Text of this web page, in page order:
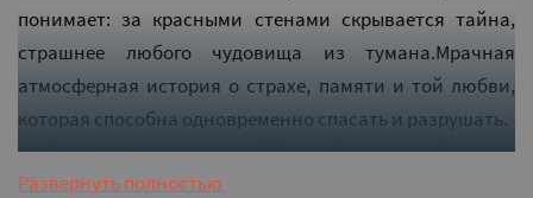
понимает: за красными стенами скрывается тайна,
страшнее любого чудовища из тумана.Мрачная
атмосферная история о страхе, памяти и той любви,
которая способна одновременно спасать и разрушать.
Слушать аудиокнигу "Красный дом - Грициан
Андреев" онлайн бесплатно без регистрации - полная
Развернуть полностью